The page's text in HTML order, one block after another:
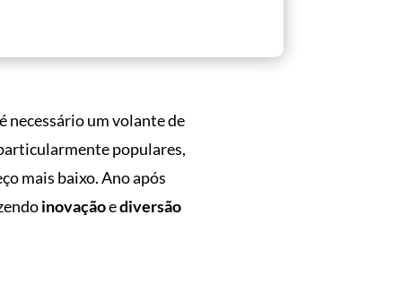
necessário um volante de
populares,
mais baixo. Ano após
inovaçãoediversão